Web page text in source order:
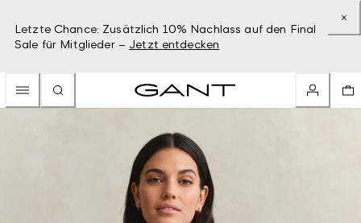
Letzte Chance: Zusätzlich 10% Nachlass auf den Final
Sale für Mitglieder – Jetzt entdecken